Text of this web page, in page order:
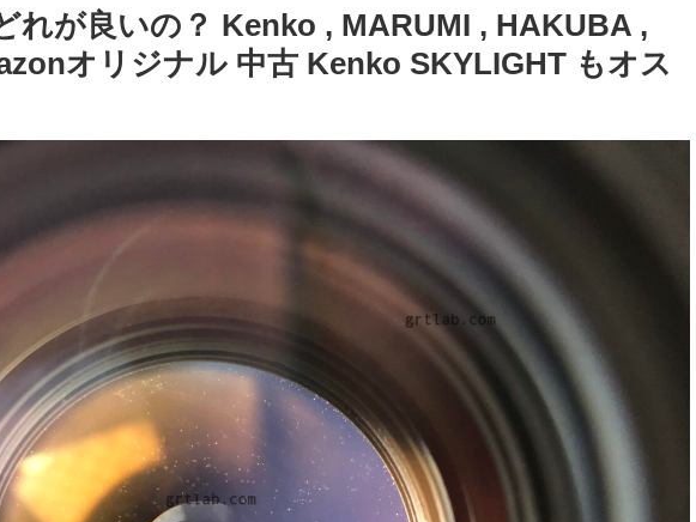
れが良いの？ Kenko , MARUMI , HAKUBA ,
オリジナル 中古 Kenko SKYLIGHT もオス